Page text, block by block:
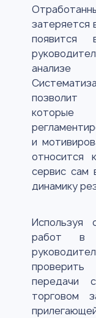
затеряется
появится
анализе
позволит
которые
и
относится
сервис сам
динамику
Используя
работ в
передачи
торговом